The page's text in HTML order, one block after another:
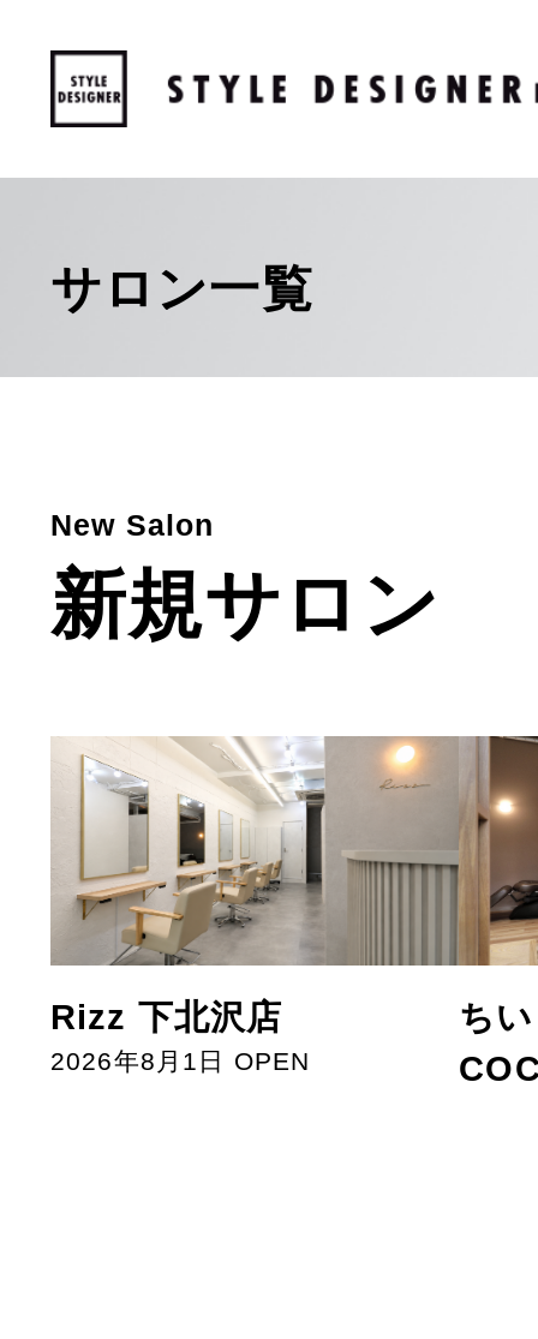
サロン一覧
New Salon
新規サロン
Rizz 下北沢店
2026年8月1日 OPEN
ち